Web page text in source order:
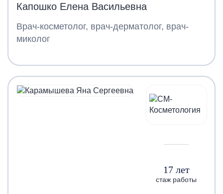
Капошко Елена Васильевна
Врач-косметолог, врач-дерматолог, врач-
миколог
17 лет
стаж работы